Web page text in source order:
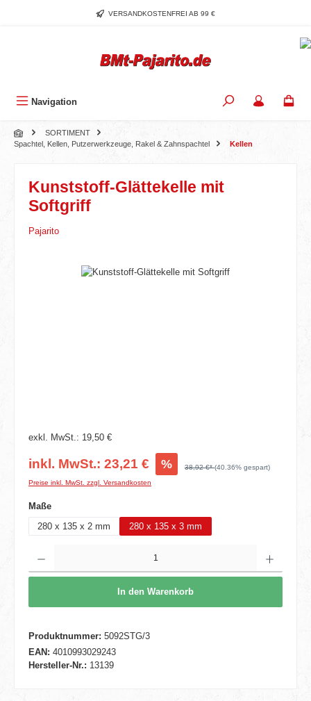
Zum Hauptinhalt springenVERSANDKOSTENFREI AB 99 €
Navigation
SORTIMENT
Spachtel, Kellen, Putzerwerkzeuge, Rakel & Zahnspachtel
Kellen
Kunststoff-Glättekelle mit
Softgriff
Pajarito
Bildergalerie überspringen
exkl. MwSt.: 19,50 €
inkl. MwSt.: 23,21 € % 38,92 €*(40.36% gespart)
Preise inkl. MwSt. zzgl. Versandkosten
Maßeauswählen
280 x 135 x 2 mm
280 x 135 x 3 mm
In den Warenkorb
Produktnummer: 5092STG/3
EAN: 4010993029243
Hersteller-Nr.: 13139